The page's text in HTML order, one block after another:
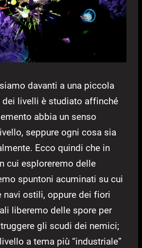
davanti a una piccola
dei livelli è studiato affinché
abbia un senso
seppure ogni cosa sia
Ecco quindi che in
cui esploreremo delle
spuntoni acuminati su cui
navi ostili, oppure dei fiori
liberemo delle spore per
gli scudi dei nemici;
a tema più “industriale”